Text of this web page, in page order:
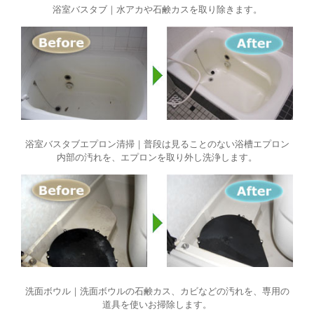
浴室バスタブ｜水アカや石鹸カスを取り除きます。
浴室バスタブエプロン清掃｜普段は見ることのない浴槽エプロン
内部の汚れを、エプロンを取り外し洗浄します。
洗面ボウル｜洗面ボウルの石鹸カス、カビなどの汚れを、専用の
道具を使いお掃除します。